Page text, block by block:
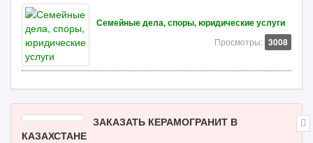
Семейные дела, споры, юридические услуги
Просмотры: 3008
ЗАКАЗАТЬ КЕРАМОГРАНИТ В
КАЗАХСТАНЕ